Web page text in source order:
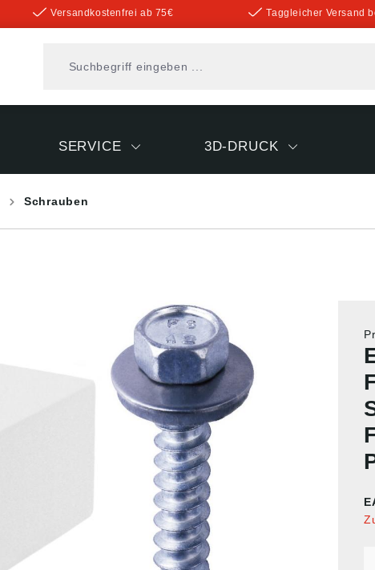
Versandkostenfrei ab 75€ Taggleicher Versand
SERVICE 3D-DRUCK
Schrauben